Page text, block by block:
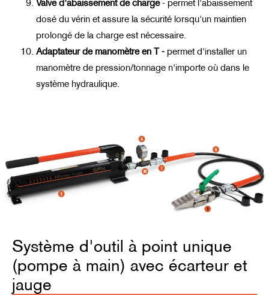
dosé du vérin et assure la sécurité lorsqu'un maintien
prolongé de la charge est nécessaire.
Adaptateur de manomètre en T- permet d'installer un
manomètre de pression/tonnage n'importe où dans le
système hydraulique.
Système d'outil à point unique
(pompe à main) avec écarteur et
jauge